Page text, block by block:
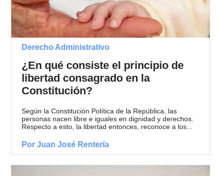
Derecho Administrativo
¿En qué consiste el principio de
libertad consagrado en la
Constitución?
Según la Constitución Política de la República, las
personas nacen libre e iguales en dignidad y derechos.
Respecto a esto, la libertad entonces, reconoce a los...
Por Juan José Rentería